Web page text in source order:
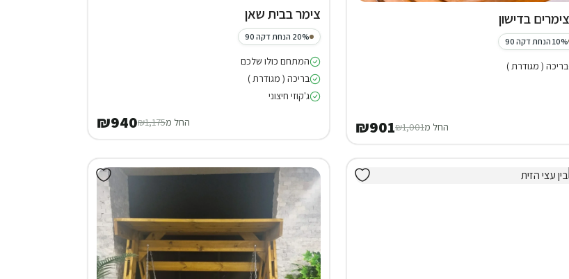
10% הנחת דקה 90
בריכה ( מגודרת )
החל מ₪1,001
₪901
צימר בבית שאן
20% הנחת דקה 90
המתחם כולו שלכם
בריכה ( מגודרת )
ג'קוזי חיצוני
החל מ₪1,175
₪940